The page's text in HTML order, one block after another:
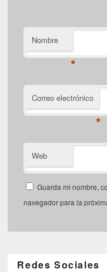
Nombre
*
Correo electrónico
*
Web
Guarda mi nombre,
navegador para la
Redes Sociales